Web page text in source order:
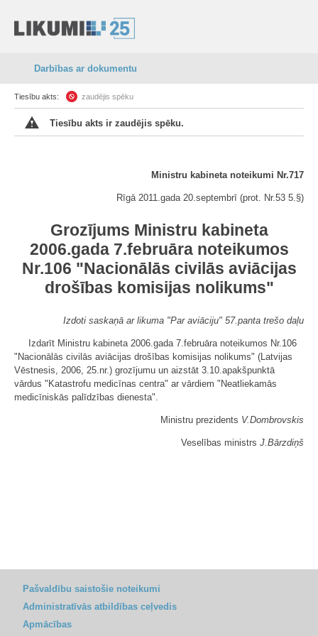
Darbības ar dokumentu
Tiesību akts: zaudējis spēku
Tiesību akts ir zaudējis spēku.
Ministru kabineta noteikumi Nr.717
Rīgā 2011.gada 20.septembrī (prot. Nr.53 5.§)
Grozījums Ministru kabineta
2006.gada 7.februāra noteikumos
Nr.106 "Nacionālās civilās aviācijas
drošības komisijas nolikums"
Izdoti saskaņā ar likuma "Par aviāciju" 57.panta trešo daļu
Izdarīt Ministru kabineta 2006.gada 7.februāra noteikumos Nr.106
"Nacionālās civilās aviācijas drošības komisijas nolikums" (Latvijas
Vēstnesis, 2006, 25.nr.) grozījumu un aizstāt 3.10.apakšpunktā
vārdus "Katastrofu medicīnas centra" ar vārdiem "Neatliekamās
medicīniskās palīdzības dienesta".
Ministru prezidents V.Dombrovskis
Veselības ministrs J.Bārzdiņš
Pašvaldību saistošie noteikumi
Administratīvās atbildības ceļvedis
Apmācības